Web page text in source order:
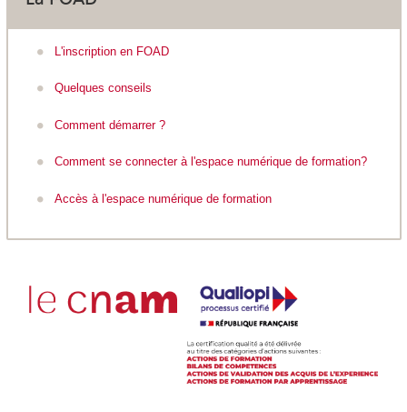
L'inscription en FOAD
Quelques conseils
Comment démarrer ?
Comment se connecter à l'espace numérique de formation?
Accès à l'espace numérique de formation